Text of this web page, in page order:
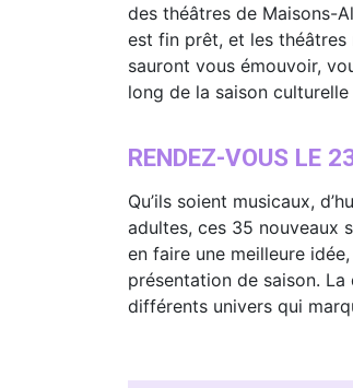
des théâtres de Maisons-
est fin prêt, et les théâtres
sauront vous émouvoir,
long de la saison
RENDEZ-VOUS LE
Qu’ils soient musicaux,
adultes, ces 35 nouveaux
en faire une meilleure
présentation de saison.
différents univers qui